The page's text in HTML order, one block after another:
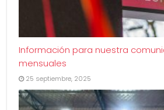
Información para nuestra
mensuales
25 septiembre, 2025